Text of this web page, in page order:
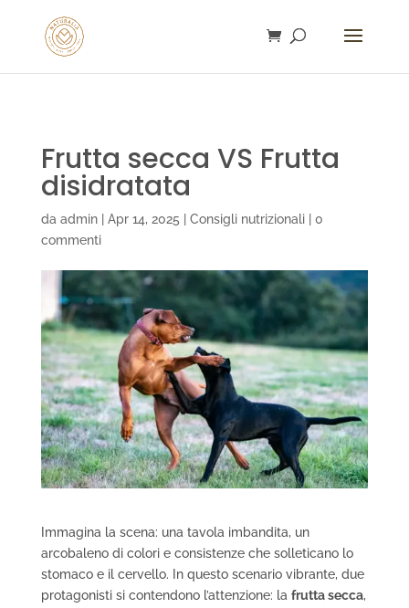
Frutta secca VS Frutta
disidratata
da admin| Apr 14, 2025 Consigli nutrizionali| 0
commenti
Immagina la scena: una tavola imbandita, un
arcobaleno di colori e consistenze che solleticano lo
stomaco e il cervello. In questo scenario vibrante, due
protagonisti si contendono l’attenzione: la frutta secca,